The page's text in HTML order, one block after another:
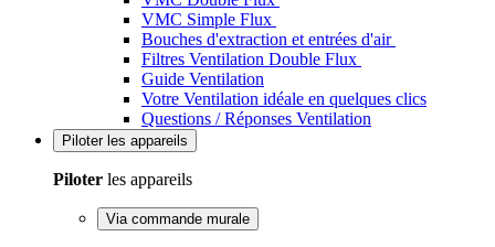
VMC Simple Flux
Bouches d'extraction et entrées d'air
Filtres Ventilation Double Flux
Guide Ventilation
Votre Ventilation idéale en quelques clics
Questions / Réponses Ventilation
Piloter les appareils
Piloter les appareils
Via commande murale